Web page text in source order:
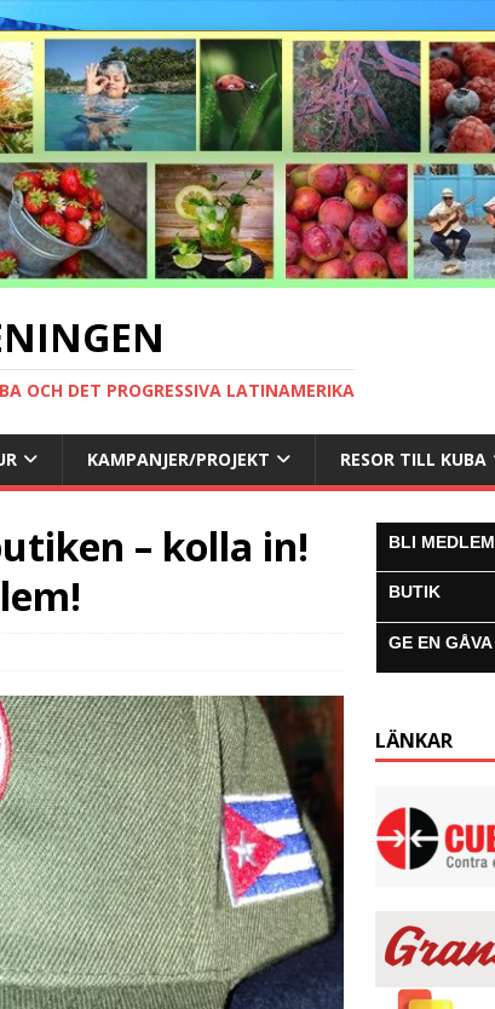
OCH DET PROGRESSIVA LATINAMERIKA
KAMPANJER/PROJEKT RESOR TILL KUBA
– kolla in!
BLI MEDLEM
BUTIK
GE EN GÅVA
LÄNKAR